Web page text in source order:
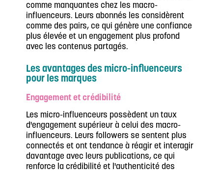
comme manquantes chez les macro-
influenceurs. Leurs abonnés les considèrent
comme des pairs, ce qui génère une confiance
plus élevée et un engagement plus profond
avec les contenus partagés.
Les avantages des micro-influenceurs
pour les marques
Engagement et crédibilité
Les micro-influenceurs possèdent un taux
d'engagement supérieur à celui des macro-
influenceurs. Leurs followers se sentent plus
connectés et ont tendance à réagir et interagir
davantage avec leurs publications, ce qui
renforce la crédibilité et l'authenticité des